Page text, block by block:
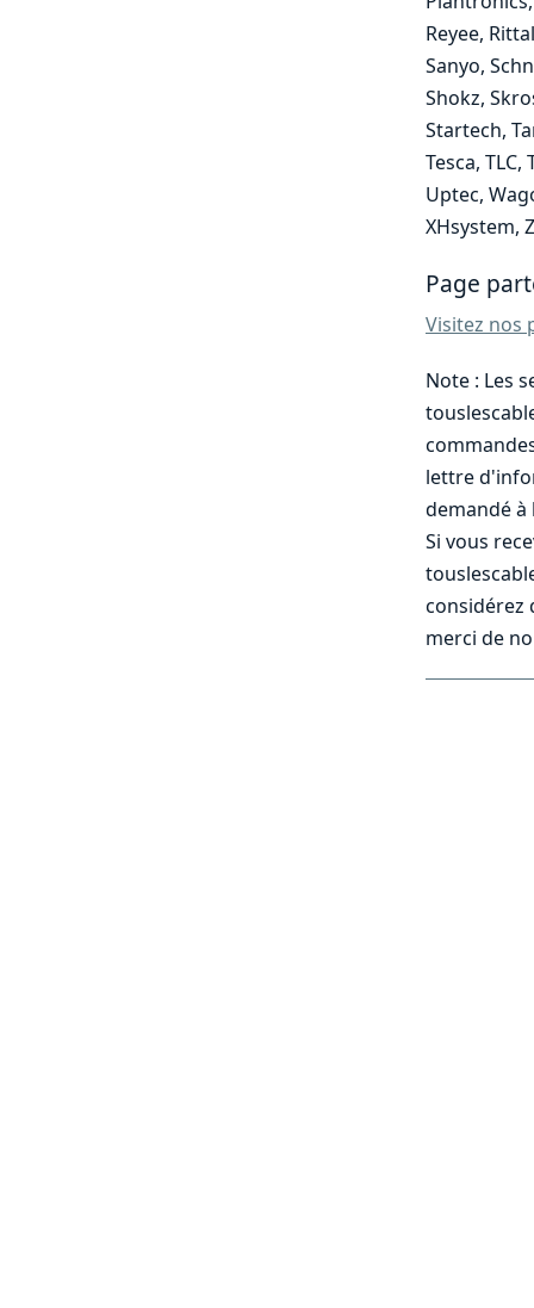
Reyee,
Sanyo,
Shokz,
Startech,
Tesca,
Uptec,
XHsystem,
Page
Visitez nos
Note : Les
lettre
demandé à
Si vous
considérez
merci de